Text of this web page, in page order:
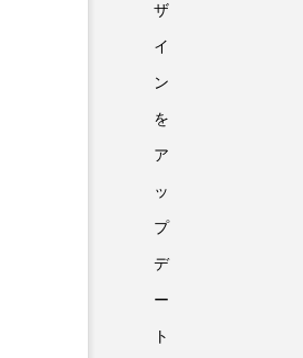
ザ
イ
ン
を
ア
ッ
プ
デ
ー
ト